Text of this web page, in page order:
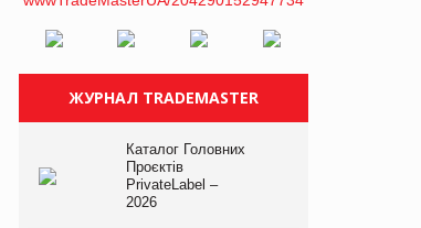
ЖУРНАЛ TRADEMASTER
Каталог Головних
Проєктів
PrivateLabel –
2026